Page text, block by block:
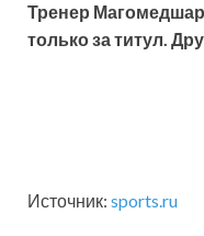
Тренер
только за титул.
Источник: sports.ru